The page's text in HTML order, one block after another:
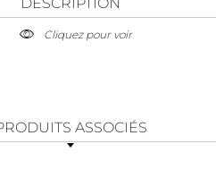
Cliquez pour voir
ASSOCIÉS